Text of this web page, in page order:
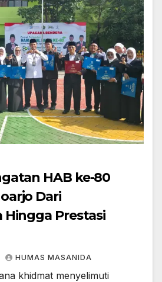
HAB ke-80
Dari
Hingga Prestasi
HUMAS MASANIDA
khidmat menyelimuti